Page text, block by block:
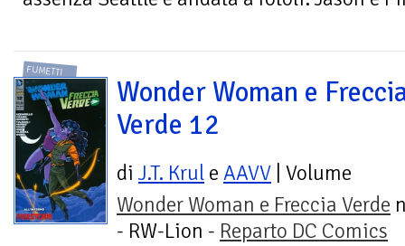
FUMETTI
Wonder Woman e
Verde 12
di J.T. Krul e AAVV | Volume
Wonder Woman e Freccia Verde
- RW-Lion - Reparto DC Comics